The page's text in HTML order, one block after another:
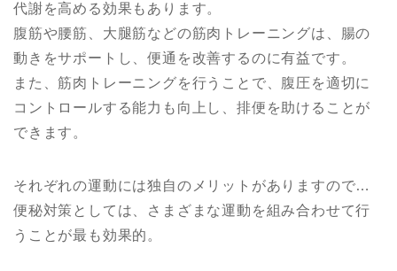
代謝を高める効果もあります。
腹筋や腰筋、大腿筋などの筋肉トレーニングは、腸の
動きをサポートし、便通を改善するのに有益です。
また、筋肉トレーニングを行うことで、腹圧を適切に
コントロールする能力も向上し、排便を助けることが
できます。
それぞれの運動には独自のメリットがありますので…
便秘対策としては、さまざまな運動を組み合わせて行
うことが最も効果的。